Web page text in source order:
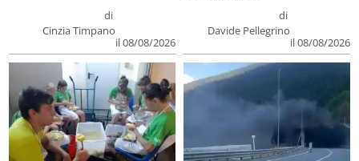
di
Cinzia Timpano
il 08/08/2026
di
Davide Pellegrino
il 08/08/2026